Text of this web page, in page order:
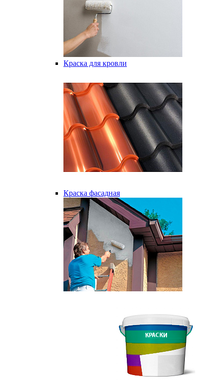
Краска для кровли
Краска фасадная